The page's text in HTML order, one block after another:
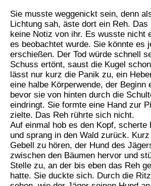
Sie musste weggenickt sein, denn
Lichtung sah, äste dort ein Reh. Das
keine Notiz von ihr. Es wusste nicht
es beobachtet wurde. Sie könnte es
erschießen. Der Tod würde schnell
Schuss ertönt, saust die Kugel
lässt nur kurz die Panik zu, ein
eine halbe Körperwende, der Beginn
bevor sie von hinten durch die
eindringt. Sie formte eine Hand zur
zielte. Das Reh rührte sich nicht.
Auf einmal hob es den Kopf, scherte
und sprang in den Wald zurück.
Gebell zu hören, der Hund des
zwischen den Bäumen hervor und
Stelle zu, an der bis eben das Reh
hatte. Sie duckte sich. Durch die